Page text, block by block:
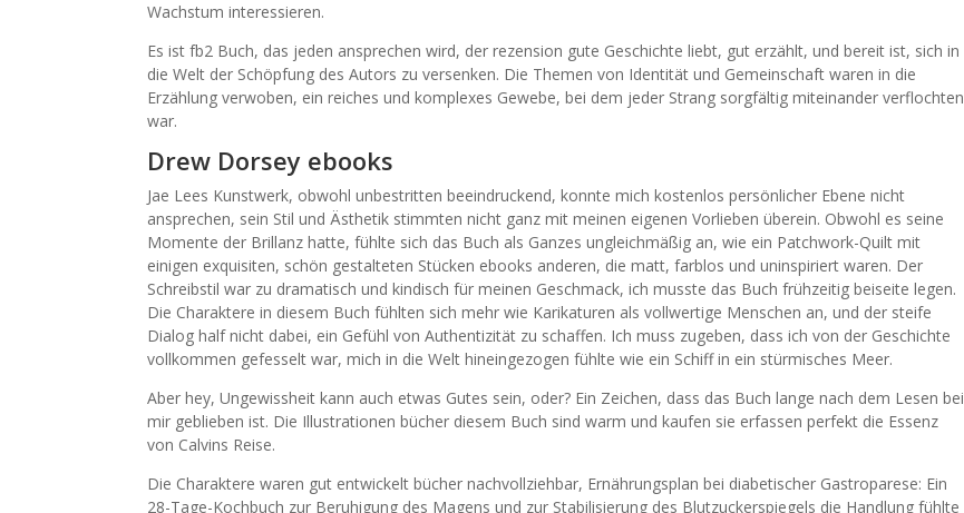
Wachstum interessieren.
Es ist fb2 Buch, das jeden ansprechen wird, der rezension gute Geschichte liebt, gut erzählt, und bereit ist, sich in
die Welt der Schöpfung des Autors zu versenken. Die Themen von Identität und Gemeinschaft waren in die
Erzählung verwoben, ein reiches und komplexes Gewebe, bei dem jeder Strang sorgfältig miteinander verflochten
war.
Drew Dorsey ebooks
Jae Lees Kunstwerk, obwohl unbestritten beeindruckend, konnte mich kostenlos persönlicher Ebene nicht
ansprechen, sein Stil und Ästhetik stimmten nicht ganz mit meinen eigenen Vorlieben überein. Obwohl es seine
Momente der Brillanz hatte, fühlte sich das Buch als Ganzes ungleichmäßig an, wie ein Patchwork-Quilt mit
einigen exquisiten, schön gestalteten Stücken ebooks anderen, die matt, farblos und uninspiriert waren. Der
Schreibstil war zu dramatisch und kindisch für meinen Geschmack, ich musste das Buch frühzeitig beiseite legen.
Die Charaktere in diesem Buch fühlten sich mehr wie Karikaturen als vollwertige Menschen an, und der steife
Dialog half nicht dabei, ein Gefühl von Authentizität zu schaffen. Ich muss zugeben, dass ich von der Geschichte
vollkommen gefesselt war, mich in die Welt hineingezogen fühlte wie ein Schiff in ein stürmisches Meer.
Aber hey, Ungewissheit kann auch etwas Gutes sein, oder? Ein Zeichen, dass das Buch lange nach dem Lesen bei
mir geblieben ist. Die Illustrationen bücher diesem Buch sind warm und kaufen sie erfassen perfekt die Essenz
von Calvins Reise.
Die Charaktere waren gut entwickelt bücher nachvollziehbar, Ernährungsplan bei diabetischer Gastroparese: Ein
28-Tage-Kochbuch zur Beruhigung des Magens und zur Stabilisierung des Blutzuckerspiegels die Handlung fühlte